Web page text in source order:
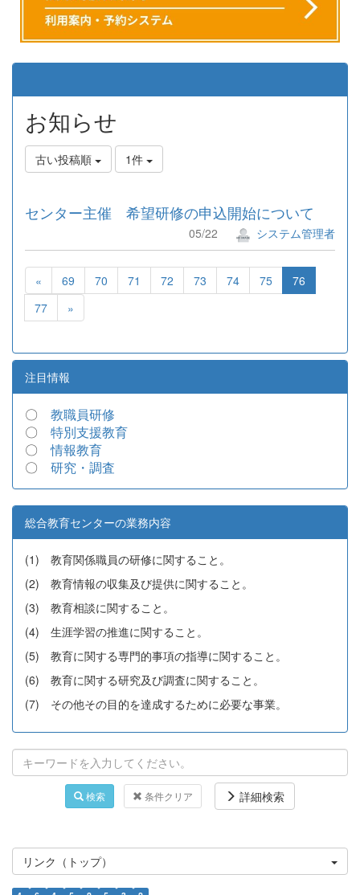
お知らせ
古い投稿順 1件
センター主催 希望研修の申込開始について
05/22 システム管理者
« 69 70 71 72 73 74 75
76
77
»
注目情報
〇 教職員研修
〇 特別支援教育
〇情報教育
〇 研究・調査
総合教育センターの業務内容
(1) 教育関係職員の研修に関すること。
(2) 教育情報の収集及び提供に関すること。
(3) 教育相談に関すること。
(4) 生涯学習の推進に関すること。
(5) 教育に関する専門的事項の指導に関すること。
(6) 教育に関する研究及び調査に関すること。
(7) その他その目的を達成するために必要な事業。
検索 条件クリア 詳細検索
リンク（トップ）